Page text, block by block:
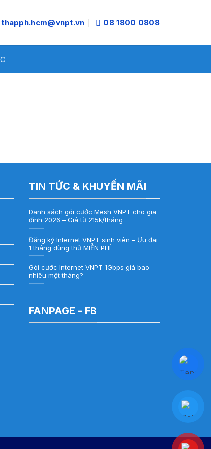
thapph.hcm@vnpt.vn 08 1800 0808
TIN TỨC & KHUYẾN MÃI
Danh sách gói cước Mesh VNPT cho gia
đình 2026 – Giá từ 215k/tháng
Đăng ký Internet VNPT sinh viên – Ưu đãi
1 tháng dùng thử MIỄN PHÍ
Gói cước Internet VNPT 1Gbps giá bao
nhiêu một tháng?
FANPAGE - FB